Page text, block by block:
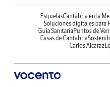
EsquelasCantabria en la
Soluciones digitales para
Guía Sanitaria Puntos de
Casas de Cantabria
Carlos Alcaraz